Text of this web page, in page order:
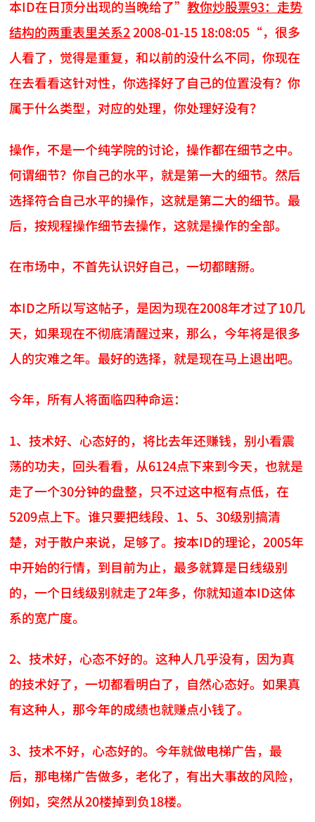
本ID在日顶分出现的当晚给了”教你炒股票93：走势
结构的两重表里关系22008-01-15 18:08:05“，很多
人看了，觉得是重复，和以前的没什么不同，你现在
在去看看这针对性，你选择好了自己的位置没有？你
属于什么类型，对应的处理，你处理好没有？
操作，不是一个纯学院的讨论，操作都在细节之中。
何谓细节？你自己的水平，就是第一大的细节。然后
选择符合自己水平的操作，这就是第二大的细节。最
后，按规程操作细节去操作，这就是操作的全部。
在市场中，不首先认识好自己，一切都瞎掰。
本ID之所以写这帖子，是因为现在2008年才过了10几
天，如果现在不彻底清醒过来，那么，今年将是很多
人的灾难之年。最好的选择，就是现在马上退出吧。
今年，所有人将面临四种命运：
1、技术好、心态好的，将比去年还赚钱，别小看震
荡的功夫，回头看看，从6124点下来到今天，也就是
走了一个30分钟的盘整，只不过这中枢有点低，在
5209点上下。谁只要把线段、1、5、30级别搞清
楚，对于散户来说，足够了。按本ID的理论，2005年
中开始的行情，到目前为止，最多就算是日线级别
的，一个日线级别就走了2年多，你就知道本ID这体
系的宽广度。
2、技术好，心态不好的。这种人几乎没有，因为真
的技术好了，一切都看明白了，自然心态好。如果真
有这种人，那今年的成绩也就赚点小钱了。
3、技术不好，心态好的。今年就做电梯广告，最
后，那电梯广告做多，老化了，有出大事故的风险，
例如，突然从20楼掉到负18楼。